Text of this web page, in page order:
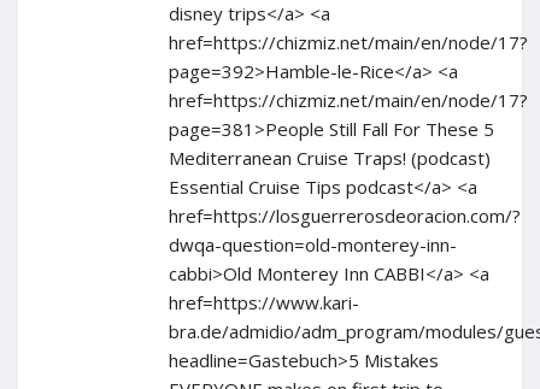
disney trips</a> <a
href=https://chizmiz.net/main/en/node/17?
page=392>Hamble-le-Rice</a> <a
href=https://chizmiz.net/main/en/node/17?
page=381>People Still Fall For These 5
Mediterranean Cruise Traps! (podcast)
Essential Cruise Tips podcast</a> <a
href=https://losguerrerosdeoracion.com/?
dwqa-question=old-monterey-inn-
cabbi>Old Monterey Inn CABBI</a> <a
href=https://www.kari-
bra.de/admidio/adm_program/modules/
headline=Gastebuch>5 Mistakes